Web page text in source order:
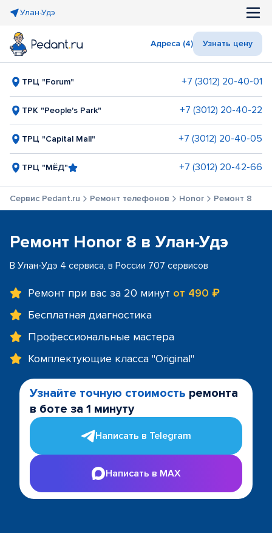
Улан-Удэ
Адреса (4) Узнать цену
ТРЦ "Forum" +7 (3012) 20-40-01
ТРК "People's Park" +7 (3012) 20-40-22
ТРЦ "Capital Mall" +7 (3012) 20-40-05
ТРЦ "МЁД" +7 (3012) 20-42-66
Сервис Pedant.ru Ремонт телефонов Honor Ремонт 8
Ремонт Honor 8 в Улан-Удэ
В Улан-Удэ 4 сервиса, в России 707 сервисов
Ремонт при вас за 20 минут от 490 ₽
Бесплатная диагностика
Профессиональные мастера
Комплектующие класса "Original"
Узнайте точную стоимость ремонта
в боте за 1 минуту
Написать в Telegram
Написать в MAX